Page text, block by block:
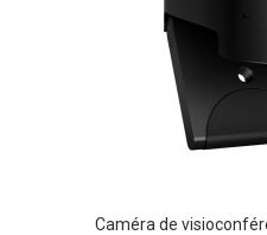
Caméra de